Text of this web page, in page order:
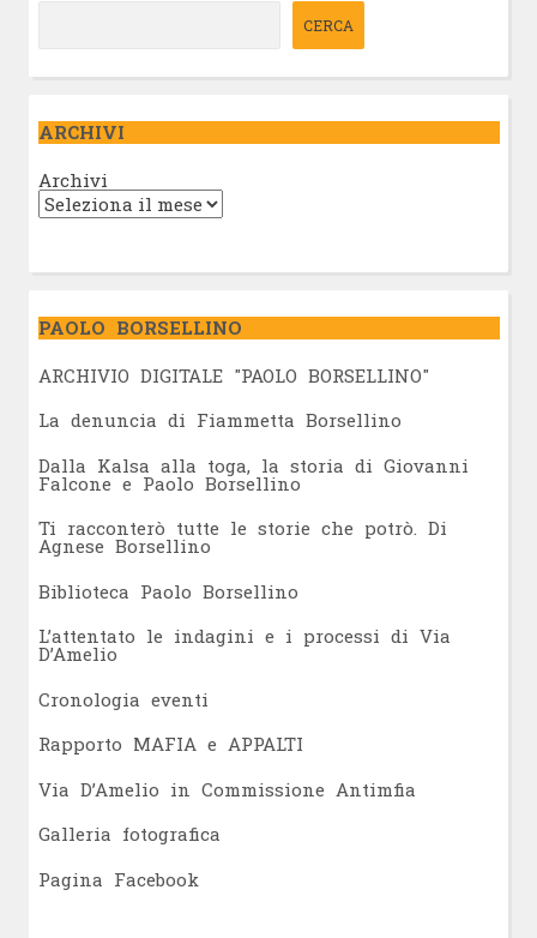
CERCA
ARCHIVI
Archivi
PAOLO BORSELLINO
ARCHIVIO DIGITALE "PAOLO BORSELLINO"
La denuncia di Fiammetta Borsellino
Dalla Kalsa alla toga, la storia di Giovanni
Falcone e Paolo Borsellino
Ti racconterò tutte le storie che potrò. Di
Agnese Borsellino
Biblioteca Paolo Borsellino
L’attentato le indagini e i processi di Via
D’Amelio
Cronologia eventi
Rapporto MAFIA e APPALTI
Via D’Amelio in Commissione Antimfia
Galleria fotografica
Pagina Facebook